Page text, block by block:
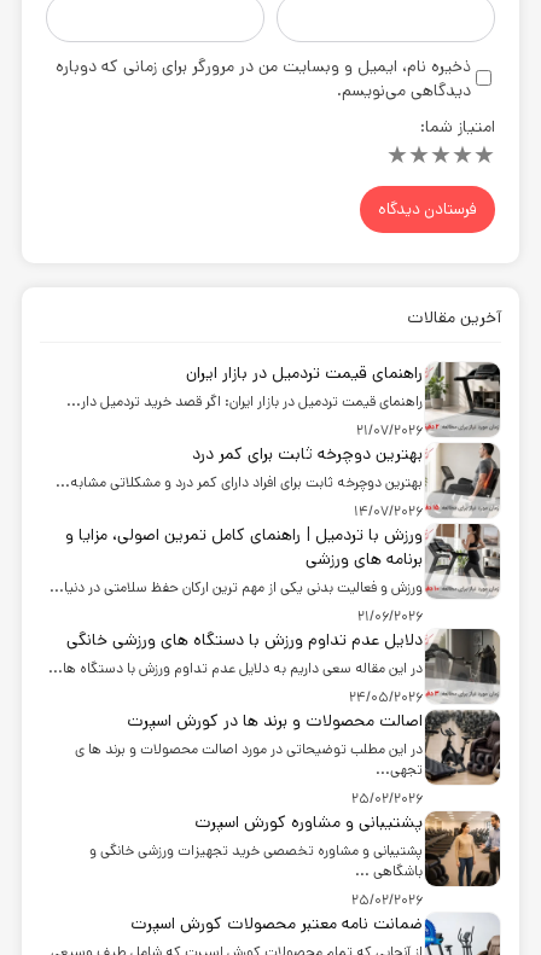
ذخیره نام، ایمیل و وبسایت من در مرورگر برای زمانی که دوباره
دیدگاهی می‌نویسم.
امتیاز شما:
★
★
★
★
★
آخرین مقالات
راهنمای قیمت تردمیل در بازار ایران
راهنمای قیمت تردمیل در بازار ایران: اگر قصد خرید تردمیل دار...
21/07/2026
بهترین دوچرخه ثابت برای کمر درد
بهترین دوچرخه ثابت برای افراد دارای کمر درد و مشکلاتی مشابه...
14/07/2026
ورزش با تردمیل | راهنمای کامل تمرین اصولی، مزایا و
برنامه های ورزشی
ورزش و فعالیت بدنی یکی از مهم ترین ارکان حفظ سلامتی در دنیا...
21/06/2026
دلایل عدم تداوم ورزش با دستگاه های ورزشی خانگی
در این مقاله سعی داریم به دلایل عدم تداوم ورزش با دستگاه ها...
24/05/2026
اصالت محصولات و برند ها در کورش اسپرت
در این مطلب توضیحاتی در مورد اصالت محصولات و برند ها ی
تجهی...
25/02/2026
پشتیبانی و مشاوره کورش اسپرت
پشتیبانی و مشاوره تخصصی خرید تجهیزات ورزشی خانگی و
باشگاهی ...
25/02/2026
ضمانت نامه معتبر محصولات کورش اسپرت